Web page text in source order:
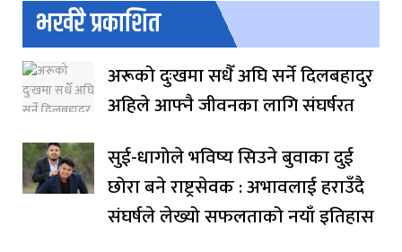
भर्खरै प्रकाशित
अरूको दुःखमा सधैँ अघि सर्ने दिलबहादुर
अहिले आफ्नै जीवनका लागि संघर्षरत
सुई-धागोले भविष्य सिउने बुवाका दुई
छोरा बने राष्ट्रसेवक : अभावलाई हराउँदै
संघर्षले लेख्यो सफलताको नयाँ इतिहास